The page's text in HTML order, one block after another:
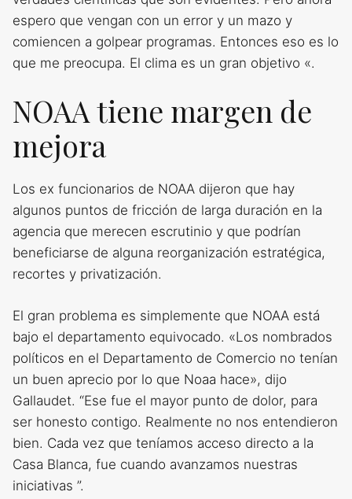
espero que vengan con un error y un mazo y
comiencen a golpear programas. Entonces eso es lo
que me preocupa. El clima es un gran objetivo «.
NOAA tiene margen de
mejora
Los ex funcionarios de NOAA dijeron que hay
algunos puntos de fricción de larga duración en la
agencia que merecen escrutinio y que podrían
beneficiarse de alguna reorganización estratégica,
recortes y privatización.
El gran problema es simplemente que NOAA está
bajo el departamento equivocado. «Los nombrados
políticos en el Departamento de Comercio no tenían
un buen aprecio por lo que Noaa hace», dijo
Gallaudet. “Ese fue el mayor punto de dolor, para
ser honesto contigo. Realmente no nos entendieron
bien. Cada vez que teníamos acceso directo a la
Casa Blanca, fue cuando avanzamos nuestras
iniciativas ”.